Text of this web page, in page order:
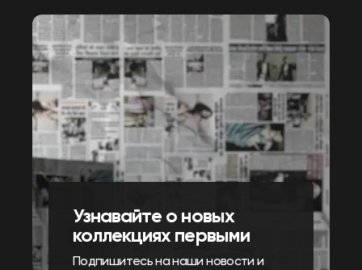
Узнавайте о новых
коллекциях первыми
Подпишитесь на наши новости и